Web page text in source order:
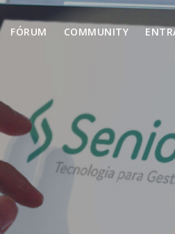
FÓRUM COMMUNITY